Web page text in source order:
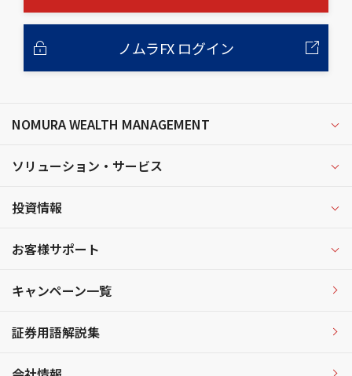
ノムラFX ログイン
NOMURA WEALTH MANAGEMENT
ソリューション・サービス
投資情報
お客様サポート
キャンペーン一覧
証券用語解説集